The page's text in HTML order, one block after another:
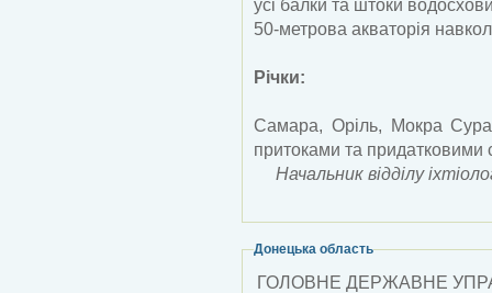
усі балки та штоки
50-метрова акваторія
Річки:
Самара, Оріль, Мокра
притоками та придатковими
Начальник відділу
Донецька область
ГОЛОВНЕ ДЕРЖАВНЕ